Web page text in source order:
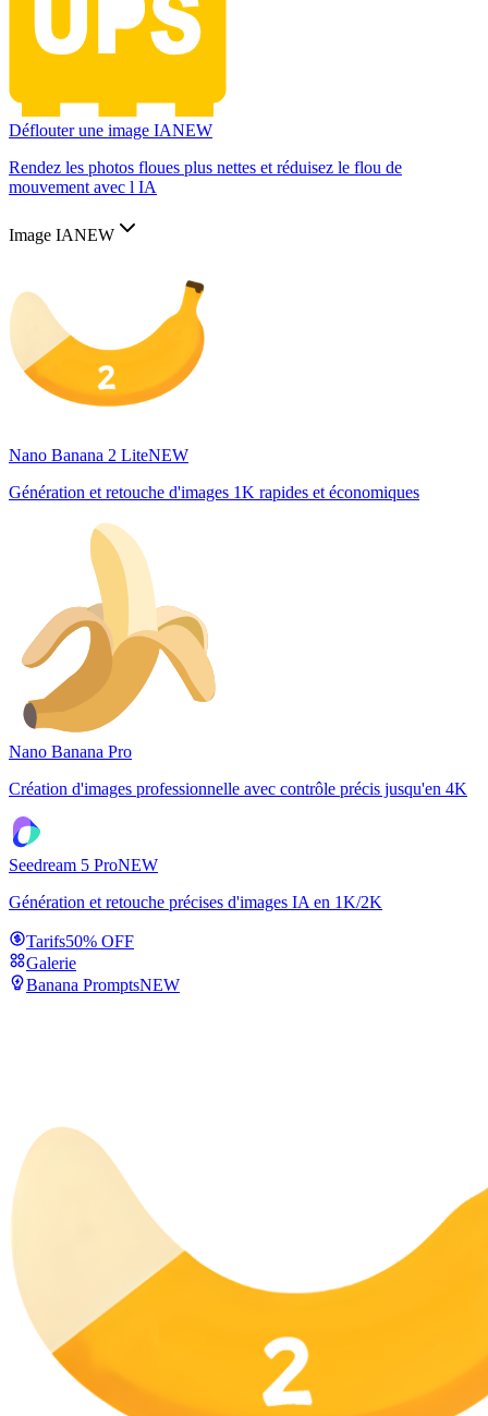
Déflouter une image IANEW
Rendez les photos floues plus nettes et réduisez le flou de
mouvement avec l IA
Image IANEW
Nano Banana 2 LiteNEW
Génération et retouche d'images 1K rapides et économiques
Nano Banana Pro
Création d'images professionnelle avec contrôle précis jusqu'en 4K
Seedream 5 ProNEW
Génération et retouche précises d'images IA en 1K/2K
Tarifs50% OFF
Galerie
Banana PromptsNEW